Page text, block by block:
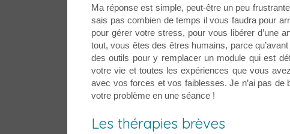
Ma réponse est simple, peut-être un peu
sais pas combien de temps il vous faudra pour
pour gérer votre stress, pour vous libérer d’une
tout, vous êtes des êtres humains, parce
des outils pour y remplacer un module qui est
votre vie et toutes les expériences que vous
avec vos forces et vos faiblesses. Je n’ai pas
votre problème en une séance !
Les thérapies brèves